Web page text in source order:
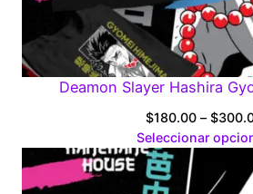
Deamon Slayer Hashira
$180.00 – $
Seleccionar